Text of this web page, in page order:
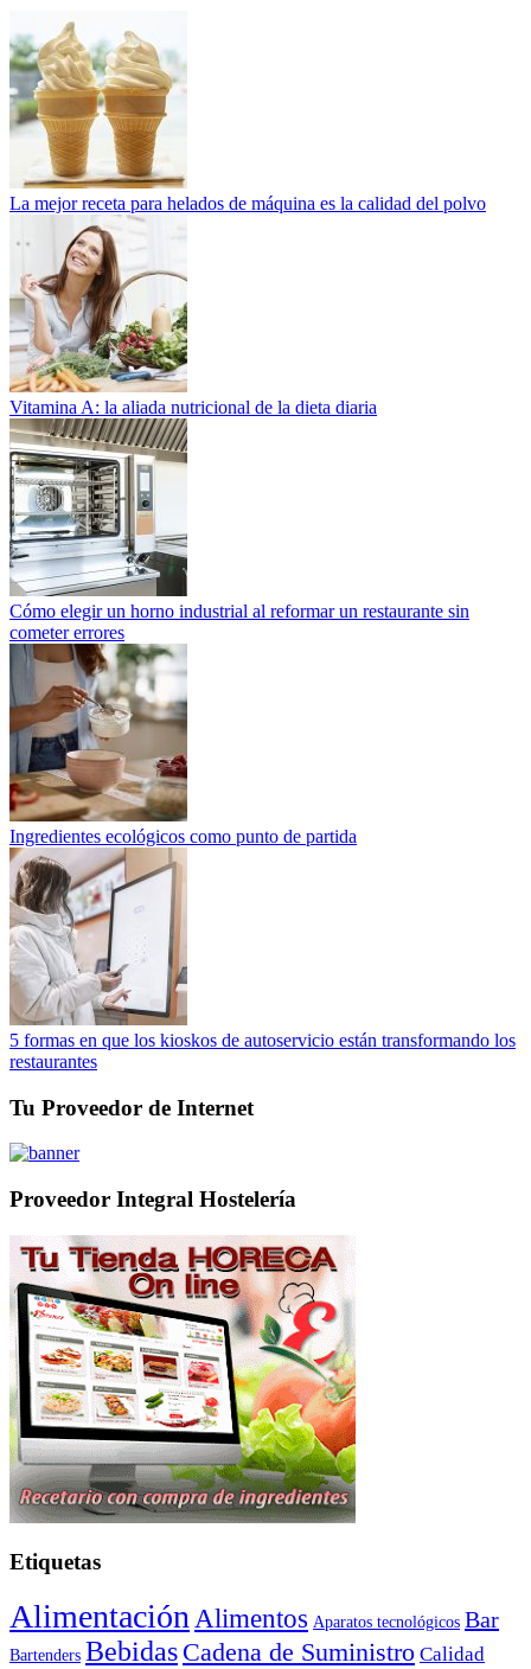
La mejor receta para helados de máquina es la calidad del polvo
Vitamina A: la aliada nutricional de la dieta diaria
Cómo elegir un horno industrial al reformar un restaurante sin
cometer errores
Ingredientes ecológicos como punto de partida
5 formas en que los kioskos de autoservicio están transformando los
restaurantes
Tu Proveedor de Internet
Proveedor Integral Hostelería
Etiquetas
Alimentación Alimentos Aparatos tecnológicos Bar
Bartenders Bebidas Cadena de Suministro Calidad